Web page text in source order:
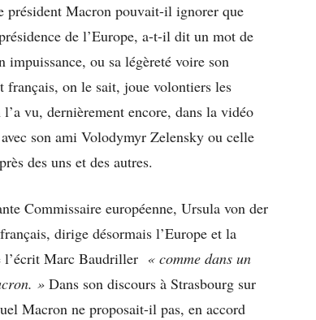
Macron pouvait-il ignorer que
de l’Europe, a-t-il dit un mot de
ou sa légèreté voire son
français, on le sait, joue volontiers les
vu, dernièrement encore, dans la vidéo
son ami Volodymyr Zelensky ou celle
des uns et des autres.
Commissaire européenne, Ursula von der
dirige désormais l’Europe et la
l’écrit Marc Baudriller « comme dans un
» Dans son discours à Strasbourg sur
Macron ne proposait-il pas, en accord